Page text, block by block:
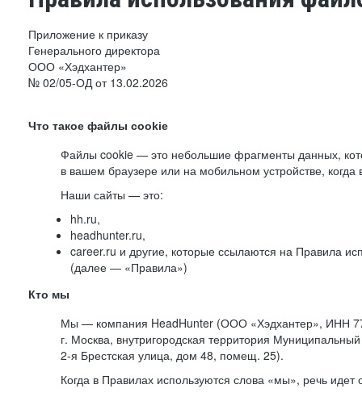
Приложение к приказу
Генерального директора
ООО «Хэдхантер»
№ 02/05-ОД от 13.02.2026
Что такое файлы cookie
Файлы cookie — это небольшие фрагменты данных,
в вашем браузере или на мобильном устройстве,
Наши сайты — это:
hh.ru,
headhunter.ru,
career.ru и другие, которые ссылаются на Правила
(далее — «Правила»)
Кто мы
Мы — компания HeadHunter (ООО «Хэдхантер», ИНН
г. Москва, внутригородская территория Муниципальный
2-я Брестская улица, дом 48, помещ. 25).
Когда в Правилах используются слова «мы», речь